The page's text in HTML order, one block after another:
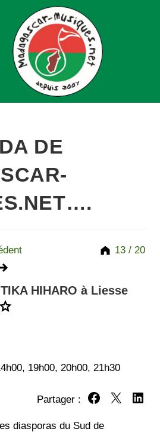
DE
13 / 20
HIHARO à Liesse
19h00, 20h00, 21h30
Partager :
Partager sur
Partager
diasporas du Sud de